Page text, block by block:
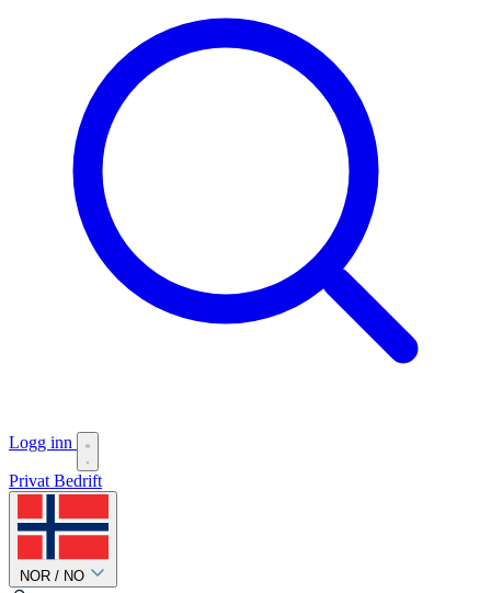
Logg inn
Privat Bedrift
NOR / NO